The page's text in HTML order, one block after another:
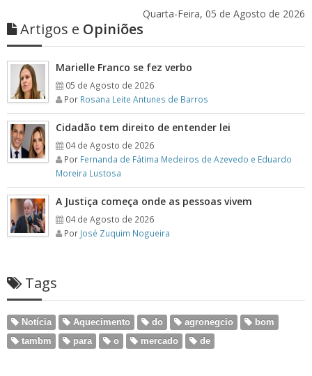
Quarta-Feira, 05 de Agosto de 2026
Artigos e Opiniões
Marielle Franco se fez verbo
05 de Agosto de 2026
Por Rosana Leite Antunes de Barros
Cidadão tem direito de entender lei
04 de Agosto de 2026
Por Fernanda de Fátima Medeiros de Azevedo e Eduardo
Moreira Lustosa
A Justiça começa onde as pessoas vivem
04 de Agosto de 2026
Por José Zuquim Nogueira
Tags
Notícia Aquecimento do agronegcio
bom
tambm
para o mercado de